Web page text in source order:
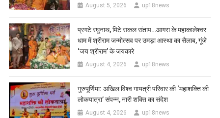
August 5, 2026 up18news
प्रगटे रघुनाथ, मिटे सकल संताप…आगरा के महाकालेश्वर
धाम में श्रीराम जन्मोत्सव पर उमड़ा आस्था का सैलाब, गूंजे
‘जय श्रीराम’ के जयकारे
August 4, 2026 up18news
गुरुपूर्णिमा: अखिल विश्व गायत्री परिवार की ‘महाशक्ति की
लोकयात्रा’ संपन्न, नारी शक्ति का संदेश
August 4, 2026 up18news